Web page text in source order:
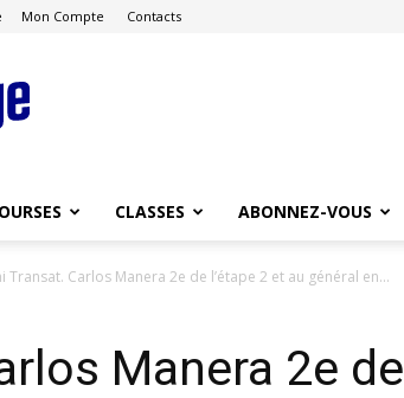
Mon Compte Contacts
CLASSES ABONNEZ-VOUS
Transat. Carlos Manera 2e de l’étape 2 et au général en...
Manera 2e de